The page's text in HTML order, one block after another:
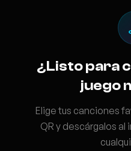
¿Listo para
juego
Elige tus canciones
QR y descárgalos